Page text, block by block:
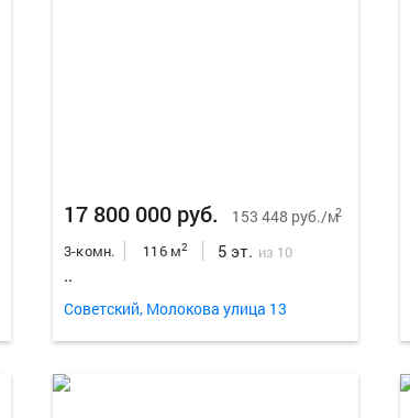
17 800 000 руб. 153 448 руб./м2
3-комн. 116 м2 5 эт. из 10
..
Советский, Молокова улица 13